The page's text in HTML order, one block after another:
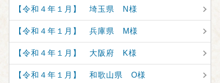
【令和４年１月】 埼玉県 N様
【令和４年１月】 兵庫県 M様
【令和４年１月】 大阪府 K様
【令和４年１月】 和歌山県 O様